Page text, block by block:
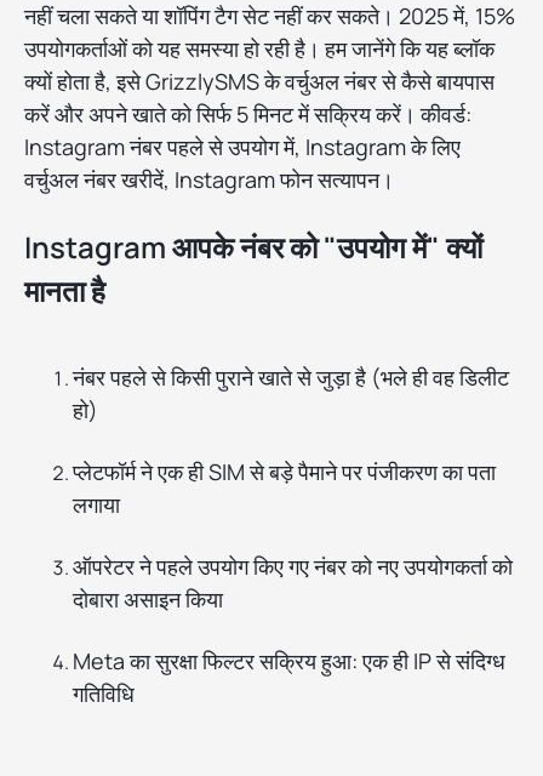
नहीं चला सकते या शॉपिंग टैग सेट नहीं कर सकते। 2025 में, 15%
उपयोगकर्ताओं को यह समस्या हो रही है। हम जानेंगे कि यह ब्लॉक
क्यों होता है, इसे GrizzlySMS के वर्चुअल नंबर से कैसे बायपास
करें और अपने खाते को सिर्फ 5 मिनट में सक्रिय करें। कीवर्ड:
Instagram नंबर पहले से उपयोग में, Instagram के लिए
वर्चुअल नंबर खरीदें, Instagram फोन सत्यापन।
Instagram आपके नंबर को "उपयोग में" क्यों
मानता है
नंबर पहले से किसी पुराने खाते से जुड़ा है (भले ही वह डिलीट
हो)
प्लेटफॉर्म ने एक ही SIM से बड़े पैमाने पर पंजीकरण का पता
लगाया
ऑपरेटर ने पहले उपयोग किए गए नंबर को नए उपयोगकर्ता को
दोबारा असाइन किया
Meta का सुरक्षा फिल्टर सक्रिय हुआ: एक ही IP से संदिग्ध
गतिविधि